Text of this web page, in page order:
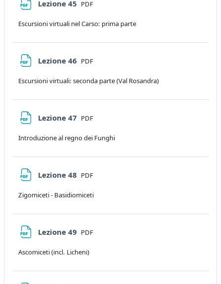
Lezione 45 File
PDF
Escursioni virtuali nel Carso: prima parte
Lezione 46 File
PDF
Escursioni virtuali: seconda parte (Val Rosandra)
Lezione 47 File
PDF
Introduzione al regno dei Funghi
Lezione 48 File
PDF
Zigomiceti - Basidiomiceti
Lezione 49 File
PDF
Ascomiceti (incl. Licheni)